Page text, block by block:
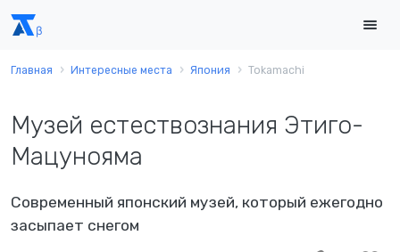
Главная Интересные места Япония Tokamachi
Музей естествознания Этиго-
Мацунояма
Современный японский музей, который ежегодно
засыпает снегом